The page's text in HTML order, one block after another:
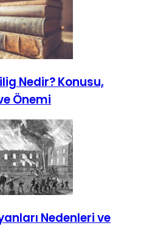
Nedir? Konusu,
Önemi
Nedenleri ve